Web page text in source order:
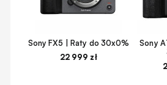
Sony FX5 | Raty do 30x0%
22 999 zł
Sony